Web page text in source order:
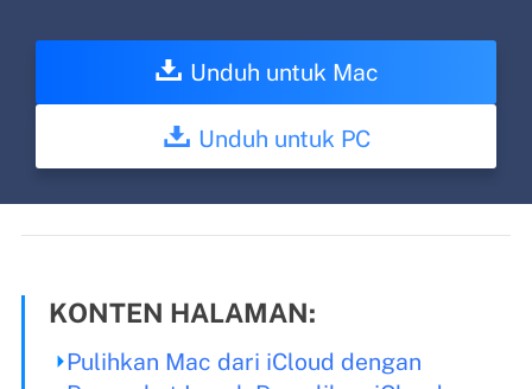
Unduh untuk Mac
Unduh untuk PC
KONTEN HALAMAN:
Pulihkan Mac dari iCloud dengan